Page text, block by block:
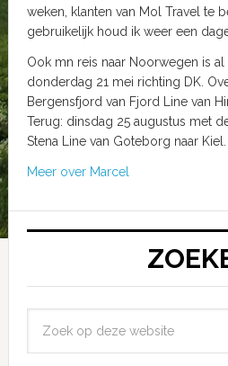
weken, klanten van Mol Travel te
gebruikelijk houd ik weer een
Ook mn reis naar Noorwegen is
donderdag 21 mei richting DK.
Bergensfjord van Fjord Line van
Terug: dinsdag 25 augustus met
Stena Line van Goteborg naar
Meer over Marcel